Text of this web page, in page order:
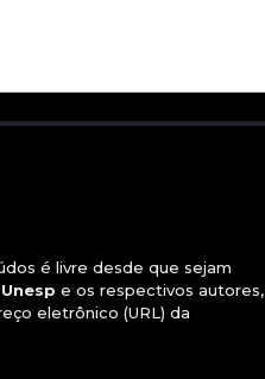
é livre desde que sejam
e os respectivos autores,
eletrônico (URL) da